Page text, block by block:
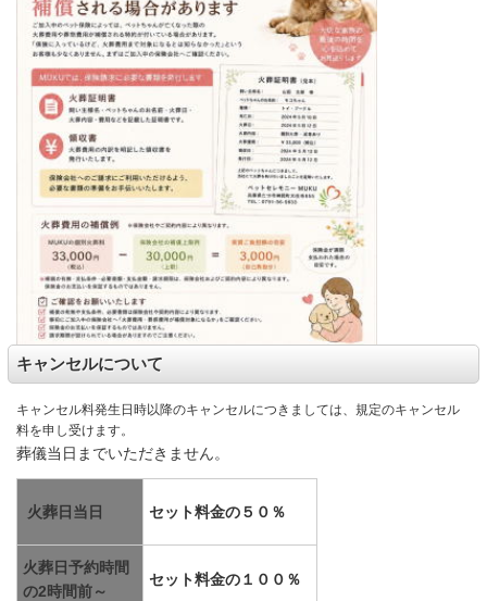
キャンセルについて
キャンセル料発生日時以降のキャンセルにつきましては、規定のキャンセル
料を申し受けます。
葬儀当日までいただきません。
火葬日当日 セット料金の５０％
火葬日予約時間
の2時間前～
セット料金の１００％